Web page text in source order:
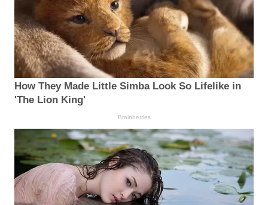
How They Made Little Simba Look So Lifelike in
'The Lion King'
Brainberries